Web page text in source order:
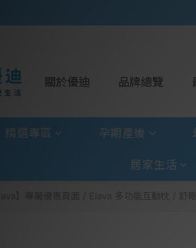
關於優迪 品牌總覽
精選專區 孕期產後
居家生活
Elava 多功能互動枕 / 舒